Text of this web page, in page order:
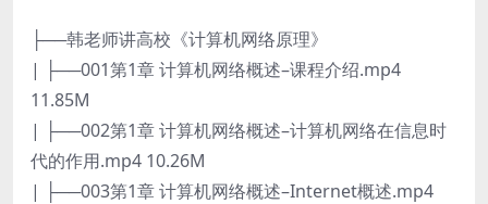
├──韩老师讲高校《计算机网络原理》
| ├──001第1章 计算机网络概述–课程介绍.mp4
11.85M
| ├──002第1章 计算机网络概述–计算机网络在信息时
代的作用.mp4 10.26M
| ├──003第1章 计算机网络概述–Internet概述.mp4